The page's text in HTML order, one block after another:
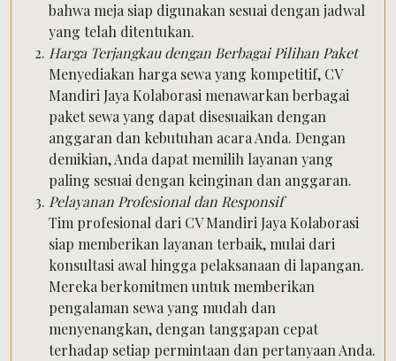
bahwa meja siap digunakan sesuai dengan jadwal
yang telah ditentukan.
Harga Terjangkau dengan Berbagai Pilihan Paket
Menyediakan harga sewa yang kompetitif, CV
Mandiri Jaya Kolaborasi menawarkan berbagai
paket sewa yang dapat disesuaikan dengan
anggaran dan kebutuhan acara Anda. Dengan
demikian, Anda dapat memilih layanan yang
paling sesuai dengan keinginan dan anggaran.
Pelayanan Profesional dan Responsif
Tim profesional dari CV Mandiri Jaya Kolaborasi
siap memberikan layanan terbaik, mulai dari
konsultasi awal hingga pelaksanaan di lapangan.
Mereka berkomitmen untuk memberikan
pengalaman sewa yang mudah dan
menyenangkan, dengan tanggapan cepat
terhadap setiap permintaan dan pertanyaan Anda.